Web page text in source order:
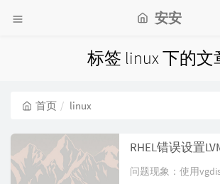
安安
标签 linux 下的文
首页 linux
问题现象：使用